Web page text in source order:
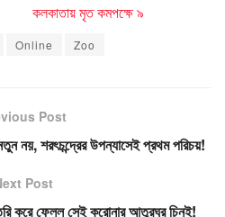
কলকাতায় মৃত কমপক্ষে ৯
Online Zoo
Post
নতুন নয়, শরৎচন্দ্রের উপন্যাসেই প্রথম পরিচয়!
Post
ফেলল সেই করোনার আতুরঘর চিনই!